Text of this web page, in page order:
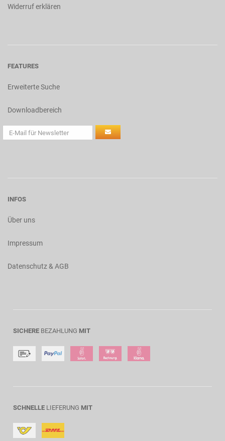
Widerruf erklären
FEATURES
Erweiterte Suche
Downloadbereich
INFOS
Über uns
Impressum
Datenschutz & AGB
SICHERE BEZAHLUNG MIT
SCHNELLE LIEFERUNG MIT